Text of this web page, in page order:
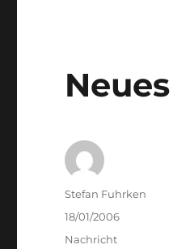
Author
Stefan Fuhrken
Posted
18/01/2006
Categories
Nachricht